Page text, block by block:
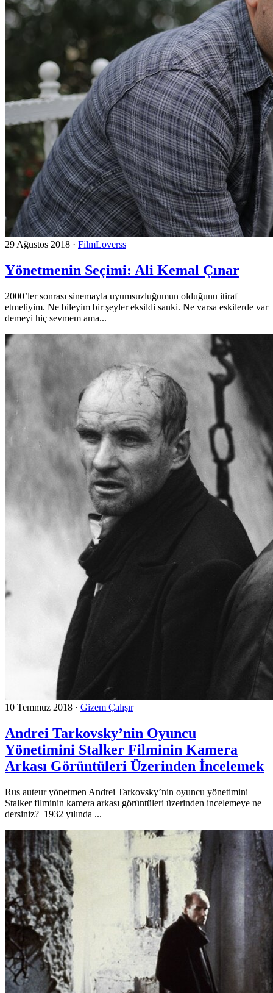
29 Ağustos 2018 · FilmLoverss
Yönetmenin Seçimi: Ali Kemal Çınar
2000’ler sonrası sinemayla uyumsuzluğumun olduğunu itiraf
etmeliyim. Ne bileyim bir şeyler eksildi sanki. Ne varsa eskilerde var
demeyi hiç sevmem ama...
10 Temmuz 2018 · Gizem Çalışır
Andrei Tarkovsky’nin Oyuncu
Yönetimini Stalker Filminin Kamera
Arkası Görüntüleri Üzerinden İncelemek
Rus auteur yönetmen Andrei Tarkovsky’nin oyuncu yönetimini
Stalker filminin kamera arkası görüntüleri üzerinden incelemeye ne
dersiniz? 1932 yılında ...